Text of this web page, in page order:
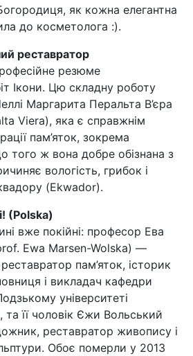
як кожна елегантна
до косметолога :).
реставратор
резюме
Ікони. Цю складну роботу
Маргарита Перальта В’єра
Viera), яка є справжнім
пам’яток, зокрема
того ж вона добре обізнана з
вологість, грибок і
(Ekwador).
(Polska)
вже покійні: професор Ева
Ewa Marsen-Wolska) —
пам’яток, історик
і викладач кафедри
університеті
її чоловік Єжи Вольський
реставратор живопису і
Обоє померли у 2013